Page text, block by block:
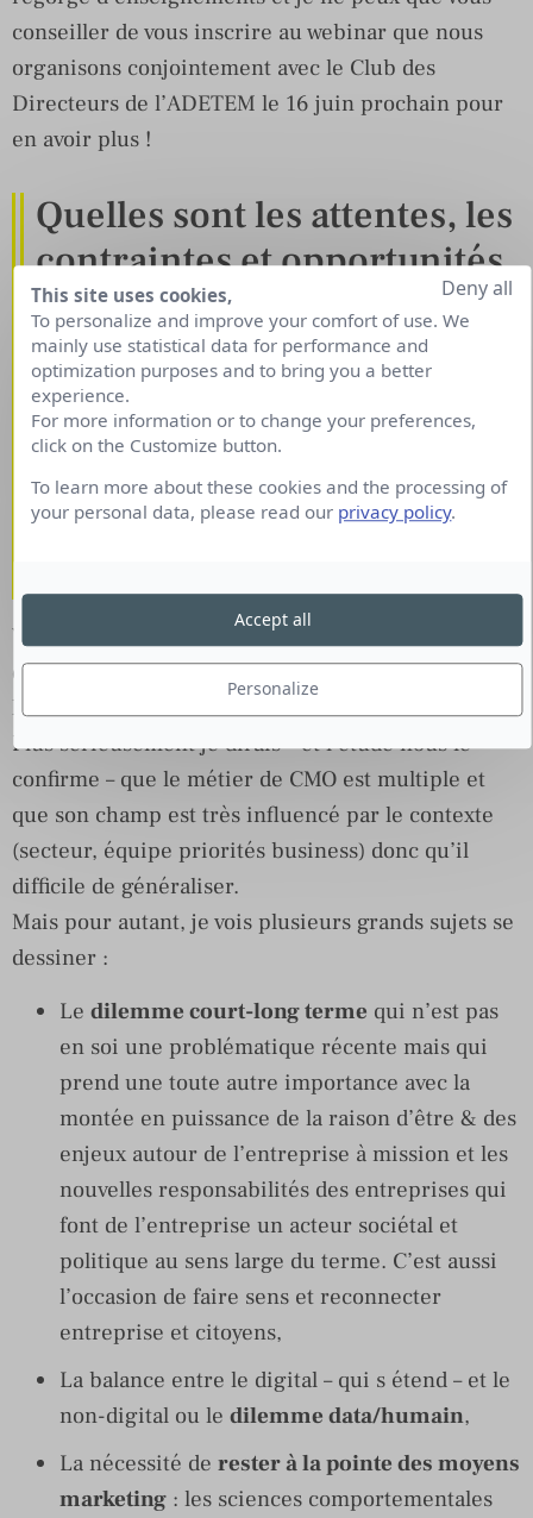
conseiller de vous inscrire au webinar que nous
organisons conjointement avec le Club des
Directeurs de l’ADETEM le 16 juin prochain pour
en avoir plus !
Quelles sont les attentes, les
contraintes et opportunités
métier des CMO dans un
monde où l’agilité, la
transformation digitale, la
RSE, l’expérience Clients et
Collaborateurs dessinent un
avenir de plus en plus
Vous connaissez probablement cette phrase
d’Einstein « au milieu de la difficulté se trouve
l’opportunité. »
Plus sérieusement je dirais – et l’étude nous le
confirme – que le métier de CMO est multiple et
que son champ est très influencé par le contexte
(secteur, équipe priorités business) donc qu’il
difficile de généraliser.
Mais pour autant, je vois plusieurs grands sujets se
dessiner :
Le dilemme court-long terme qui n’est pas
en soi une problématique récente mais qui
prend une toute autre importance avec la
montée en puissance de la raison d’être & des
enjeux autour de l’entreprise à mission et les
nouvelles responsabilités des entreprises qui
font de l’entreprise un acteur sociétal et
politique au sens large du terme. C’est aussi
l’occasion de faire sens et reconnecter
entreprise et citoyens,
La balance entre le digital – qui s étend – et le
non-digital ou le dilemme data/humain,
La nécessité de rester à la pointe des moyens
marketing : les sciences comportementales
This site uses cookies,
To personalize and improve your comfort of use. We
mainly use statistical data for performance and
optimization purposes and to bring you a better
experience.
For more information or to change your preferences,
click on the Customize button.
To learn more about these cookies and the processing of
your personal data, please read our privacy policy.
Personalize
Deny all
Accept all